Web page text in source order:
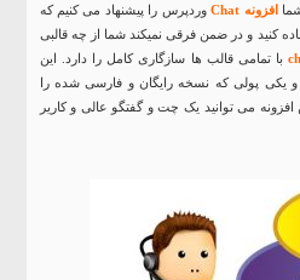
افزونه Chat
وردپرس را پیشنهاد می کنیم که
کنید و در ضمن فرقی نمیکند شما از چه قالبی
با تمامی قالب ها سازگاری کامل را دارد. این
و یکی پولی که نسخه رایگان و فارسی شده را
می توانید یک چت و گفتگو عالی و کاریر